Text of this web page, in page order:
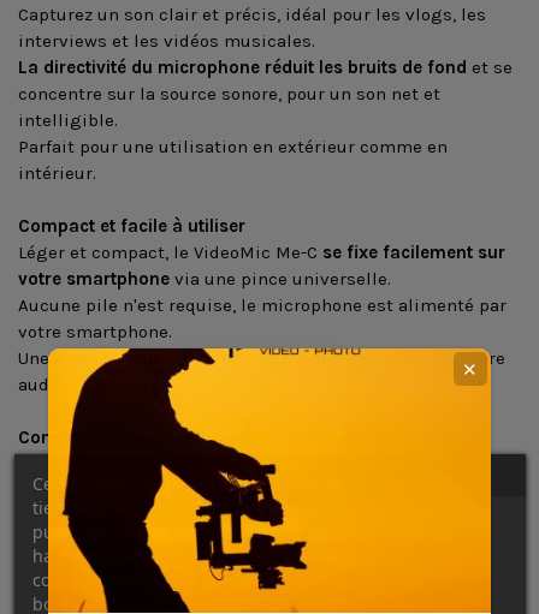
Capturez un son clair et précis, idéal pour les vlogs, les
interviews et les vidéos musicales.
La directivité du microphone réduit les bruits de fond et se
concentre sur la source sonore, pour un son net et
intelligible.
Parfait pour une utilisation en extérieur comme en
intérieur.
Compact et facile à utiliser
Léger et compact, le VideoMic Me-C se fixe facilement sur
votre smartphone via une pince universelle.
Aucune pile n'est requise, le microphone est alimenté par
votre smartphone.
Uneprise casque 3,5 mmvous permet de monitorer votre
audio en direct.
Compatible avec la plupart des smartphones USB-C
Le VideoMic Me-C est compatible avec la plupart des
smartphones Android et iOS dotés d'une entrée USB-C.
Assurez-vous que votre smartphone est compatible avant
de l'acheter.
Un accessoire indispensable pour les créateurs de contenu
Ce site Web utilise ses propres cookies et ceux de
tiers pour améliorer nos services et vous montrer des
publicités liées à vos préférences en analysant vos
habitudes de navigation. Pour donner votre
consentement à son utilisation, appuyez sur le
bouton Accepter.
✕